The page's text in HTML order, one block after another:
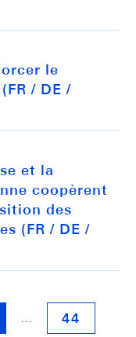
le
/ DE /
et la
coopèrent
des
(FR / DE /
… 44